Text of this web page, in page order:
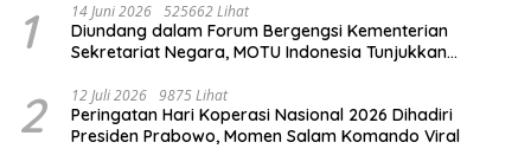
1 14 Juni 2026 525662 Lihat
Diundang dalam Forum Bergengsi Kementerian
Sekretariat Negara, MOTU Indonesia Tunjukkan
2 12 Juli 2026 9875 Lihat
Peringatan Hari Koperasi Nasional 2026 Dihadiri
Presiden Prabowo, Momen Salam Komando Viral